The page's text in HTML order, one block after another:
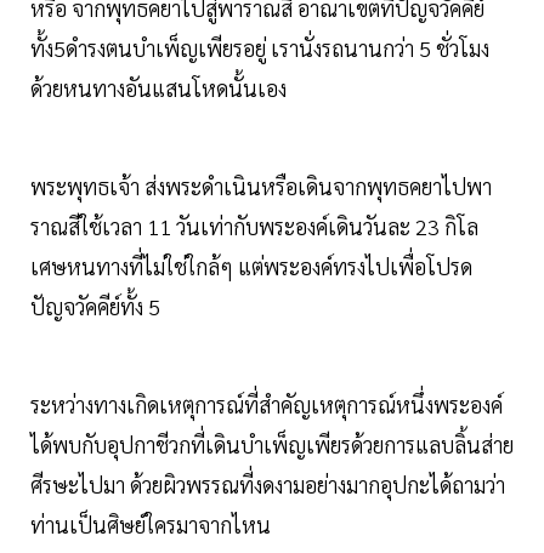
หรือ​ จากพุทธคยาไปสู่พาราณสี​ อาณาเขตที่ปัญจวัคคีย์
ทั้ง5ดำรงตนบำเพ็ญเพียรอยู่​ เรานั่งรถนานกว่า 5 ชั่วโมง​
ด้วยหนทางอันแสนโหดนั้นเอง
พระพุทธเจ้า ส่งพระดำเนินหรือเดินจากพุทธคยาไปพา
ราณสีใช้เวลา 11 วันเท่ากับพระองค์เดินวันละ 23 กิโล
เศษหนทางที่ไม่ใช่ใกล้ๆ แต่พระองค์ทรงไปเพื่อโปรด
ปัญจวัคคีย์ทั้ง 5
ระหว่างทางเกิดเหตุการณ์ที่สำคัญเหตุการณ์หนึ่งพระองค์
ได้พบกับอุปกาชีวกที่เดินบำเพ็ญเพียรด้วยการแลบลิ้นส่าย
ศีรษะไปมา​ ด้วยผิวพรรณที่งดงามอย่างมากอุปกะได้ถามว่า
ท่านเป็นศิษย์ใครมาจากไหน